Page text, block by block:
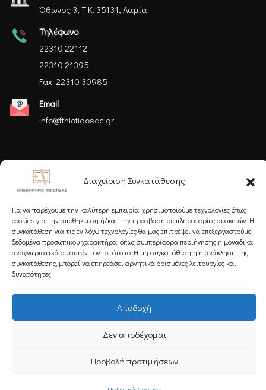
Διαχείριση Συγκατάθεσης
Για να παρέχουμε την καλύτερη εμπειρία, χρησιμοποιούμε τεχνολογίες όπως
cookies για την αποθήκευση ή/και την πρόσβαση σε πληροφορίες συσκευών. Η
συγκατάθεση για τις εν λόγω τεχνολογίες θα μας επιτρέψει να επεξεργαστούμε
δεδομένα προσωπικού χαρακτήρα, όπως συμπεριφορά περιήγησης ή μοναδικά
αναγνωριστικά σε αυτόν τον ιστότοπο. Η μη συγκατάθεση ή η ανάκληση της
συγκατάθεσης, μπορεί να επηρεάσει αρνητικά ορισμένες λειτουργίες και
δυνατότητες.
Αποδοχή
Δεν αποδέχομαι
Προβολή προτιμήσεων
Όθωνος 3, Τ.Κ. 35131, Λαμία
Τηλέφωνο
22310 22112
22310 21395
Fax: 22310 30985
Email
info@fthiotidoscc.gr
Ακολουθήστε μας
Εγγραφείτε στο Newsletter μας
Copyright 2025 Powered byKnowledge A.E.